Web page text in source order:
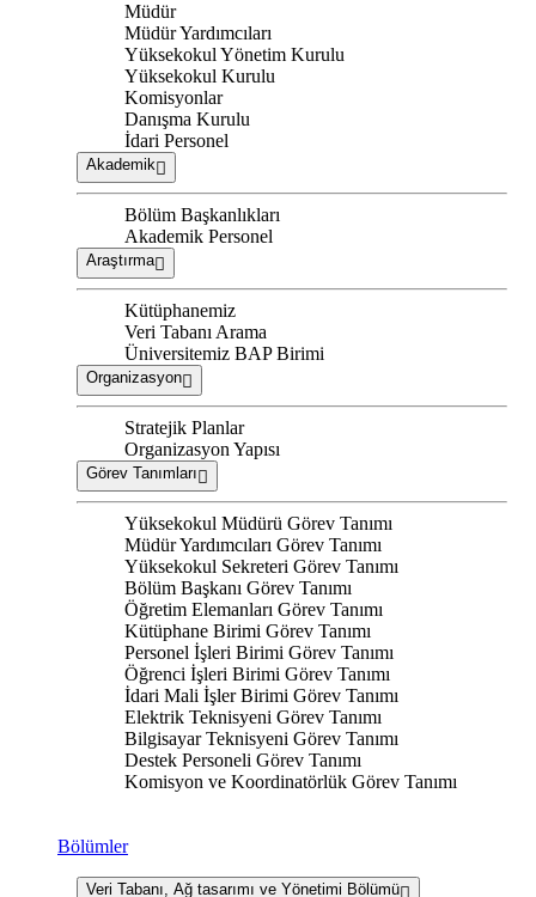
Müdür
Müdür Yardımcıları
Yüksekokul Yönetim Kurulu
Yüksekokul Kurulu
Komisyonlar
Danışma Kurulu
İdari Personel
Akademik
Bölüm Başkanlıkları
Akademik Personel
Araştırma
Kütüphanemiz
Veri Tabanı Arama
Üniversitemiz BAP Birimi
Organizasyon
Stratejik Planlar
Organizasyon Yapısı
Görev Tanımları
Yüksekokul Müdürü Görev Tanımı
Müdür Yardımcıları Görev Tanımı
Yüksekokul Sekreteri Görev Tanımı
Bölüm Başkanı Görev Tanımı
Öğretim Elemanları Görev Tanımı
Kütüphane Birimi Görev Tanımı
Personel İşleri Birimi Görev Tanımı
Öğrenci İşleri Birimi Görev Tanımı
İdari Mali İşler Birimi Görev Tanımı
Elektrik Teknisyeni Görev Tanımı
Bilgisayar Teknisyeni Görev Tanımı
Destek Personeli Görev Tanımı
Komisyon ve Koordinatörlük Görev Tanımı
Bölümler
Veri Tabanı, Ağ tasarımı ve Yönetimi Bölümü